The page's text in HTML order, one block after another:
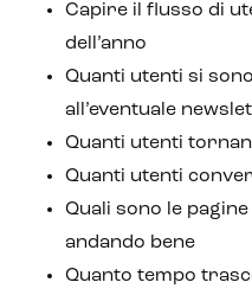
Capire il flusso di
dell’anno
Quanti utenti si
all’eventuale
Quanti utenti
Quanti utenti
Quali sono le
andando bene
Quanto tempo